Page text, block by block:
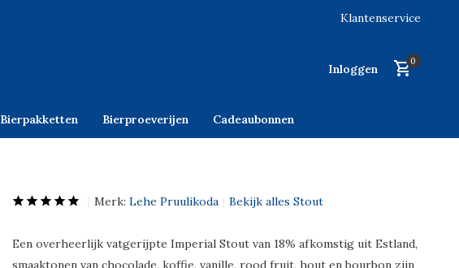
Klantenservice
Inloggen
0
Bierpakketten Bierproeverijen Cadeaubonnen
Merk: Lehe Pruulikoda Bekijk alles Stout
Een overheerlijk vatgerijpte Imperial Stout van 18% afkomstig uit Estland,
smaaktonen van chocolade, koffie, vanille, rood fruit, hout en bourbon zijn